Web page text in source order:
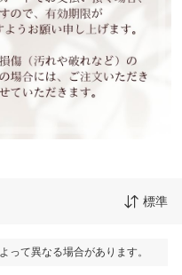
標準
って異なる場合があります。